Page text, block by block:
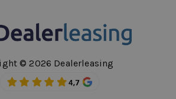
© 2026 Dealerleasing